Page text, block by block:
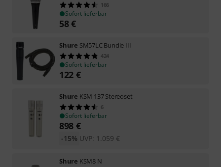
166
Sofort lieferbar
58€
Shure SM57LC Bundle III
424
Sofort lieferbar
122 €
Shure KSM 137 Stereoset
6
Sofort lieferbar
898 €
UVP: 1.059 €
-15%
Shure KSM8 N